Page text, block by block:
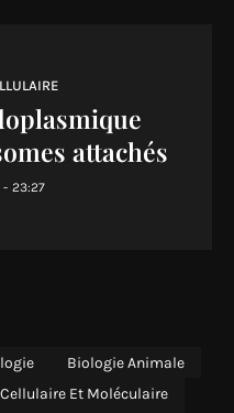
attachés
- 23:27
Biologie Animale
Et Moléculaire